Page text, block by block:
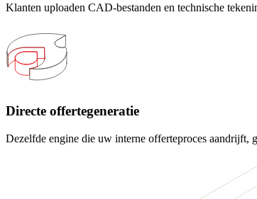
Klanten uploaden CAD-bestanden en technische
Directe offertegeneratie
Dezelfde engine die uw interne offerteproces aandrijft,